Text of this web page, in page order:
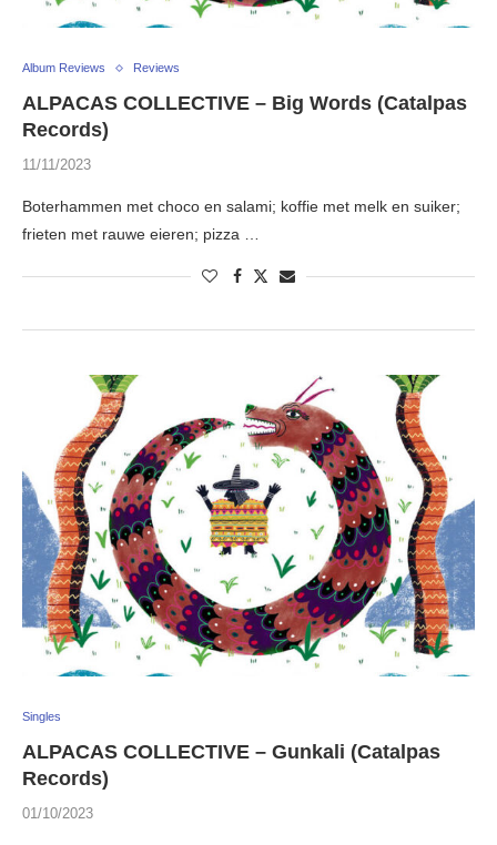
Album Reviews Reviews
ALPACAS COLLECTIVE – Big Words (Catalpas
Records)
11/11/2023
Boterhammen met choco en salami; koffie met melk en suiker;
frieten met rauwe eieren; pizza …
Singles
ALPACAS COLLECTIVE – Gunkali (Catalpas
Records)
01/10/2023